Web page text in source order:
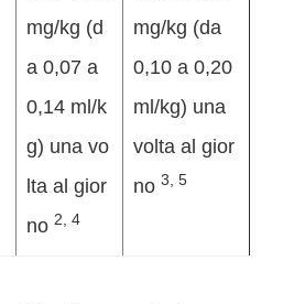
mg/kg (d
a 0,07 a
0,14 ml/k
g) una vo
lta al gior
no 2, 4
mg/kg (da
0,10 a 0,20
ml/kg) una
volta al gior
no 3, 5